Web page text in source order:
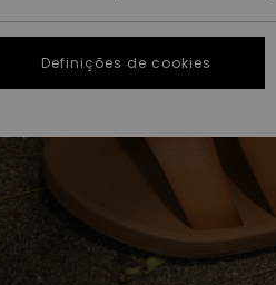
Definições de cookies